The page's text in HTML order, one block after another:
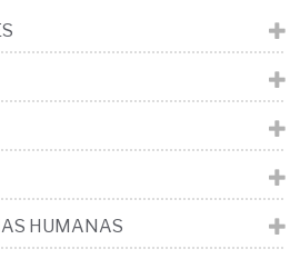
HUMANAS